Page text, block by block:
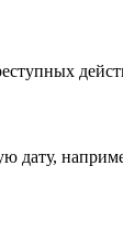
дату,